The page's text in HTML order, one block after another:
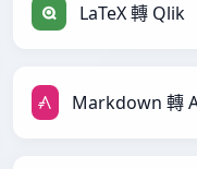
LaTeX 轉 Qlik